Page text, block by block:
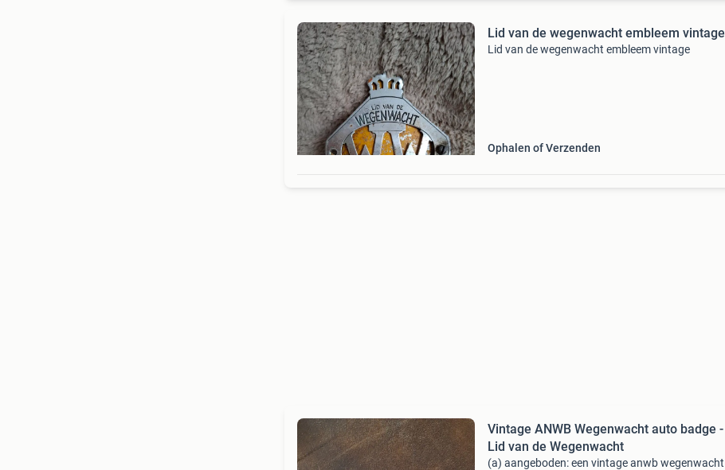
Lid van de wegenwacht embleem vintage
Lid van de wegenwacht embleem vintage
Ophalen of Verzenden
Vintage ANWB Wegenwacht auto badge -
Lid van de Wegenwacht
(a) aangeboden: een vintage anwb wegenwacht